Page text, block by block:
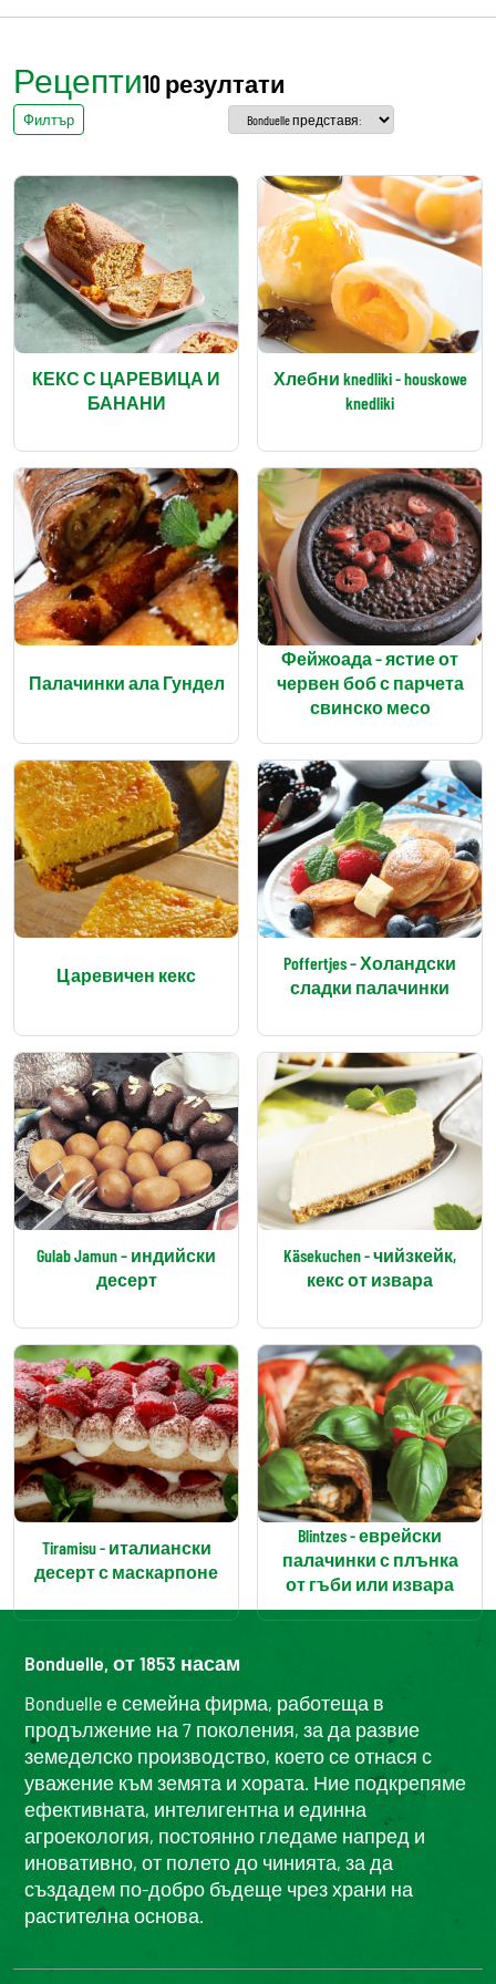
Рецепти10 резултати
Филтър
КЕКС С ЦАРЕВИЦА И
БАНАНИ
Хлебни knedliki - houskowe
knedliki
Палачинки ала Гундел
Фейжоада – ястие от
червен боб с парчета
свинско месо
Царевичен кекс
Poffertjes – Холандски
сладки палачинки
Gulab Jamun – индийски
десерт
Käsekuchen - чийзкейк,
кекс от извара
Tiramisu - италиански
десерт с маскарпоне
Blintzes - еврейски
палачинки с плънка
от гъби или извара
Bonduelle, от 1853 насам
Bonduelle е семейна фирма, работеща в
продължение на 7 поколения, за да развие
земеделско производство, което се отнася с
уважение към земята и хората. Ние подкрепяме
ефективната, интелигентна и единна
агроекология, постоянно гледаме напред и
иновативно, от полето до чинията, за да
създадем по-добро бъдеще чрез храни на
растителна основа.